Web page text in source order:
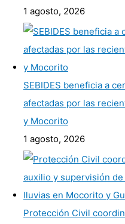
1 agosto, 2026
SEBIDES beneficia a
afectadas por las
y Mocorito
1 agosto, 2026
Protección Civil